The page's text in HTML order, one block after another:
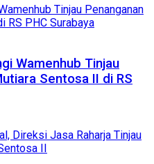
Wamenhub Tinjau
Sentosa II di RS